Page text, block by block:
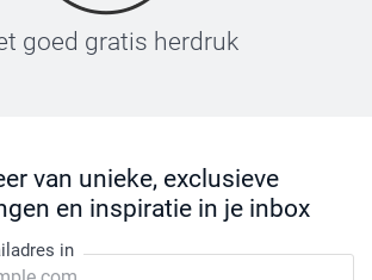
goed gratis herdruk
van unieke, exclusieve
en inspiratie in je inbox
in